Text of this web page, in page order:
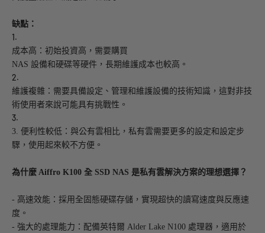
缺點：
1.
成本高：初始投資高，需要購買
NAS 設備和硬碟等硬件，長期維護成本也較高。
2.
維護複雜：需要具備設定、管理和維護設備的技術知識，這對非技
術使用者來說可能具有挑戰性。
3.
3. 便利性較低：與公有雲相比，私有雲需要更多的設定和設定步
驟，使用起來較不方便。
為什麼 Aiffro K100 全 SSD NAS 是私有雲解決方案的理想選擇？
- 高速效能：採用全固態硬碟存儲，實現超快的讀寫速度與反應速
度。
- 強大的處理能力：配備英特爾 Alder Lake N100 處理器，適用於